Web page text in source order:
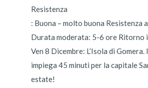
Resistenza
: Buona – molto buona Resistenza
Durata moderata: 5-6 ore Ritorno
Ven 8 Dicembre: L’Isola di
impiega 45 minuti per la capitale
estate!